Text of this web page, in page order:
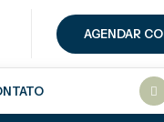
AGENDAR